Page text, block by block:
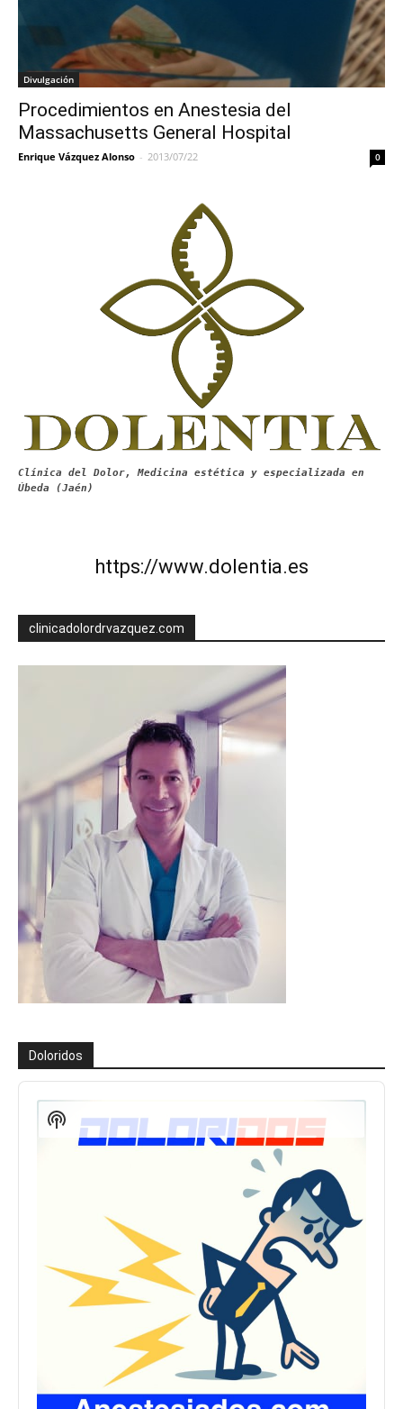
Divulgación
Procedimientos en Anestesia del
Massachusetts General Hospital
Enrique Vázquez Alonso - 2013/07/22 0
Clínica del Dolor, Medicina estética y especializada en
Úbeda (Jaén)
https://www.dolentia.es
clinicadolordrvazquez.com
Doloridos
Reproductor
audioShow
Podcast